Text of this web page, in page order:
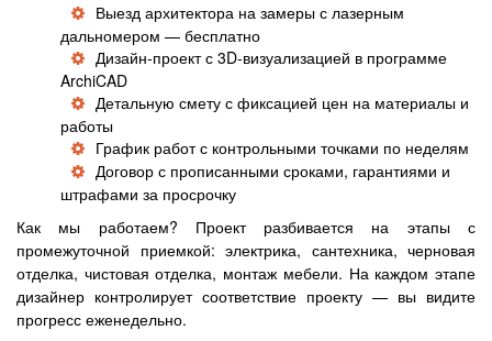
Выезд архитектора на замеры с лазерным
дальномером — бесплатно
Дизайн-проект с 3D-визуализацией в программе
ArchiCAD
Детальную смету с фиксацией цен на материалы и
работы
График работ с контрольными точками по неделям
Договор с прописанными сроками, гарантиями и
штрафами за просрочку
Как мы работаем? Проект разбивается на этапы с
промежуточной приемкой: электрика, сантехника, черновая
отделка, чистовая отделка, монтаж мебели. На каждом этапе
дизайнер контролирует соответствие проекту — вы видите
прогресс еженедельно.